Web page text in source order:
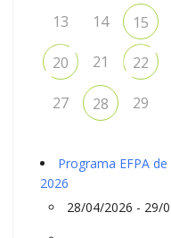
13 14 15
20 21 22
27 28 29
Programa EFPA
2026
28/04/2026 - 29/